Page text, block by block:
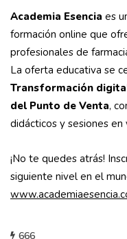
Academia Esencia es
formación online que
profesionales de
La oferta educativa se
Transformación
del Punto de Venta,
didácticos y sesiones en
¡No te quedes atrás!
siguiente nivel en el
666